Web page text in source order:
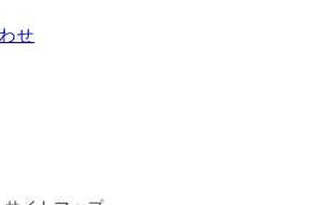
せ